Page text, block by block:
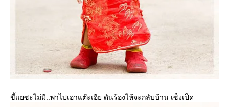
ขี้แยซะไม่มี..พาไปเอาแต๊ะเอีย ดันร้องไห้จะกลับบ้าน เซ็งเป็ด